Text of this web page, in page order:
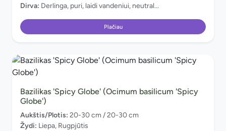
Dirva: Derlinga, puri, laidi vandeniui, neutral...
Plačiau
Bazilikas 'Spicy Globe' (Ocimum basilicum 'Spicy
Globe')
Aukštis/Plotis: 20-30 cm / 20-30 cm
Žydi: Liepa, Rugpjūtis